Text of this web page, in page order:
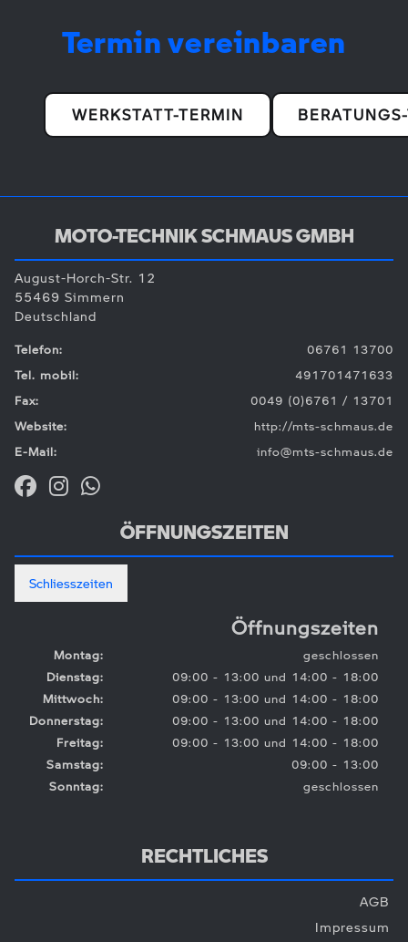
Termin vereinbaren
WERKSTATT-TERMIN
MOTO-TECHNIK SCHMAUS GMBH
August-Horch-Str. 12
55469 Simmern
Deutschland
Telefon:
06761 13700
Tel. mobil:
491701471633
Fax:
0049 (0)6761 / 13701
Website:
http://mts-schmaus.de
E-Mail:
info@mts-schmaus.de
ÖFFNUNGSZEITEN
Schliesszeiten
Öffnungszeiten
Montag:
geschlossen
Dienstag:
09:00 - 13:00 und 14:00 - 18:00
Mittwoch:
09:00 - 13:00 und 14:00 - 18:00
Donnerstag:
09:00 - 13:00 und 14:00 - 18:00
Freitag:
09:00 - 13:00 und 14:00 - 18:00
Samstag:
09:00 - 13:00
Sonntag:
geschlossen
RECHTLICHES
AGB
Impressum